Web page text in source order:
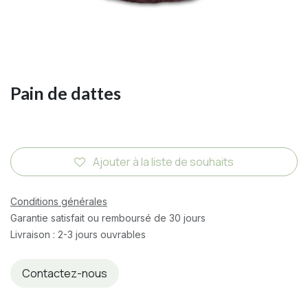
Pain de dattes
Ajouter à la liste de souhaits
Conditions générales
Garantie satisfait ou remboursé de 30 jours
Livraison : 2-3 jours ouvrables
Contactez-nous